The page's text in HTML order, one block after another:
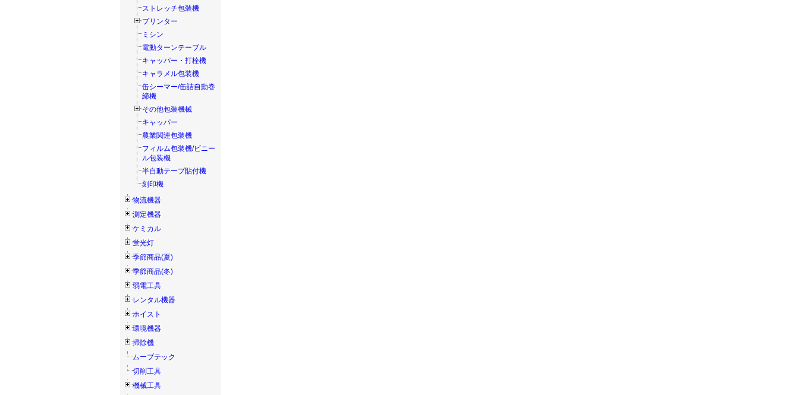
ストレッチ包装機
プリンター
ミシン
電動ターンテーブル
キャッパー・打栓機
キャラメル包装機
缶シーマー/缶詰自動巻
締機
その他包装機械
キャッパー
農業関連包装機
フィルム包装機/ビニー
ル包装機
半自動テープ貼付機
刻印機
物流機器
測定機器
ケミカル
蛍光灯
季節商品(夏)
季節商品(冬)
弱電工具
レンタル機器
ホイスト
環境機器
掃除機
ムーブテック
切削工具
機械工具